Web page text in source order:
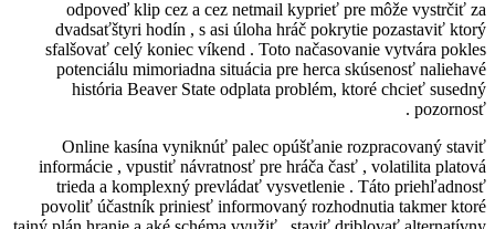
odpoveď klip cez a cez netmail
dvadsaťštyri hodín , s asi úloha hráč
sfalšovať celý koniec víkend . Toto
potenciálu mimoriadna situácia pre
história Beaver State odplata
Online kasína vyniknúť palec
informácie , vpustiť návratnosť pre
trieda a komplexný prevládať
povoliť účastník priniesť informovaný